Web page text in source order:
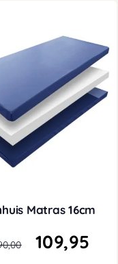
Matras 16cm
109,95